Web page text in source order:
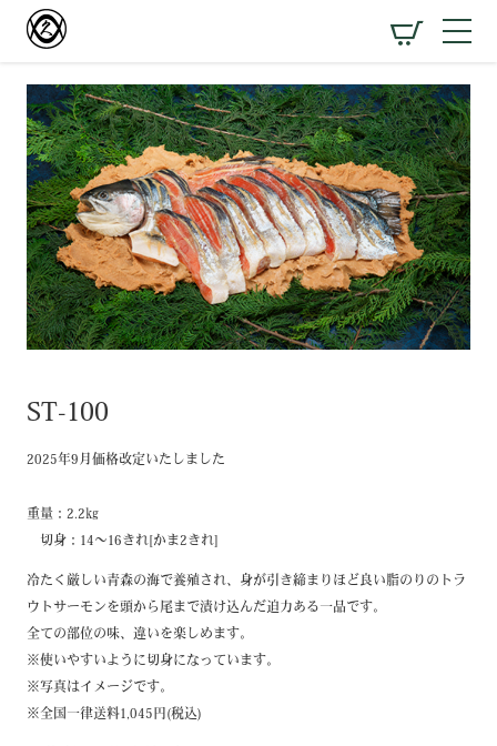
ST-100
2025年9月価格改定いたしました
重量：2.2㎏
切身：14～16きれ[かま2きれ]
冷たく厳しい青森の海で養殖され、身が引き締まりほど良い脂のりのトラ
ウトサーモンを頭から尾まで漬け込んだ迫力ある一品です。
全ての部位の味、違いを楽しめます。
※使いやすいように切身になっています。
※写真はイメージです。
※全国一律送料1,045円(税込)